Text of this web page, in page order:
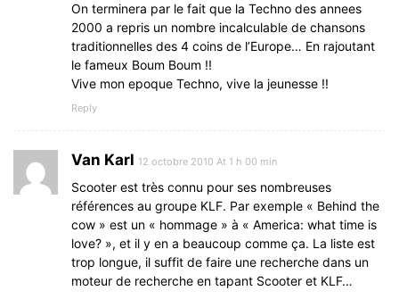
On terminera par le fait que la Techno des annees
2000 a repris un nombre incalculable de chansons
traditionnelles des 4 coins de l’Europe… En rajoutant
le fameux Boum Boum !!
Vive mon epoque Techno, vive la jeunesse !!
Reply
Van Karl 12 octobre 2010 At 1 h 00 min
Scooter est très connu pour ses nombreuses
références au groupe KLF. Par exemple « Behind the
cow » est un « hommage » à « America: what time is
love? », et il y en a beaucoup comme ça. La liste est
trop longue, il suffit de faire une recherche dans un
moteur de recherche en tapant Scooter et KLF…